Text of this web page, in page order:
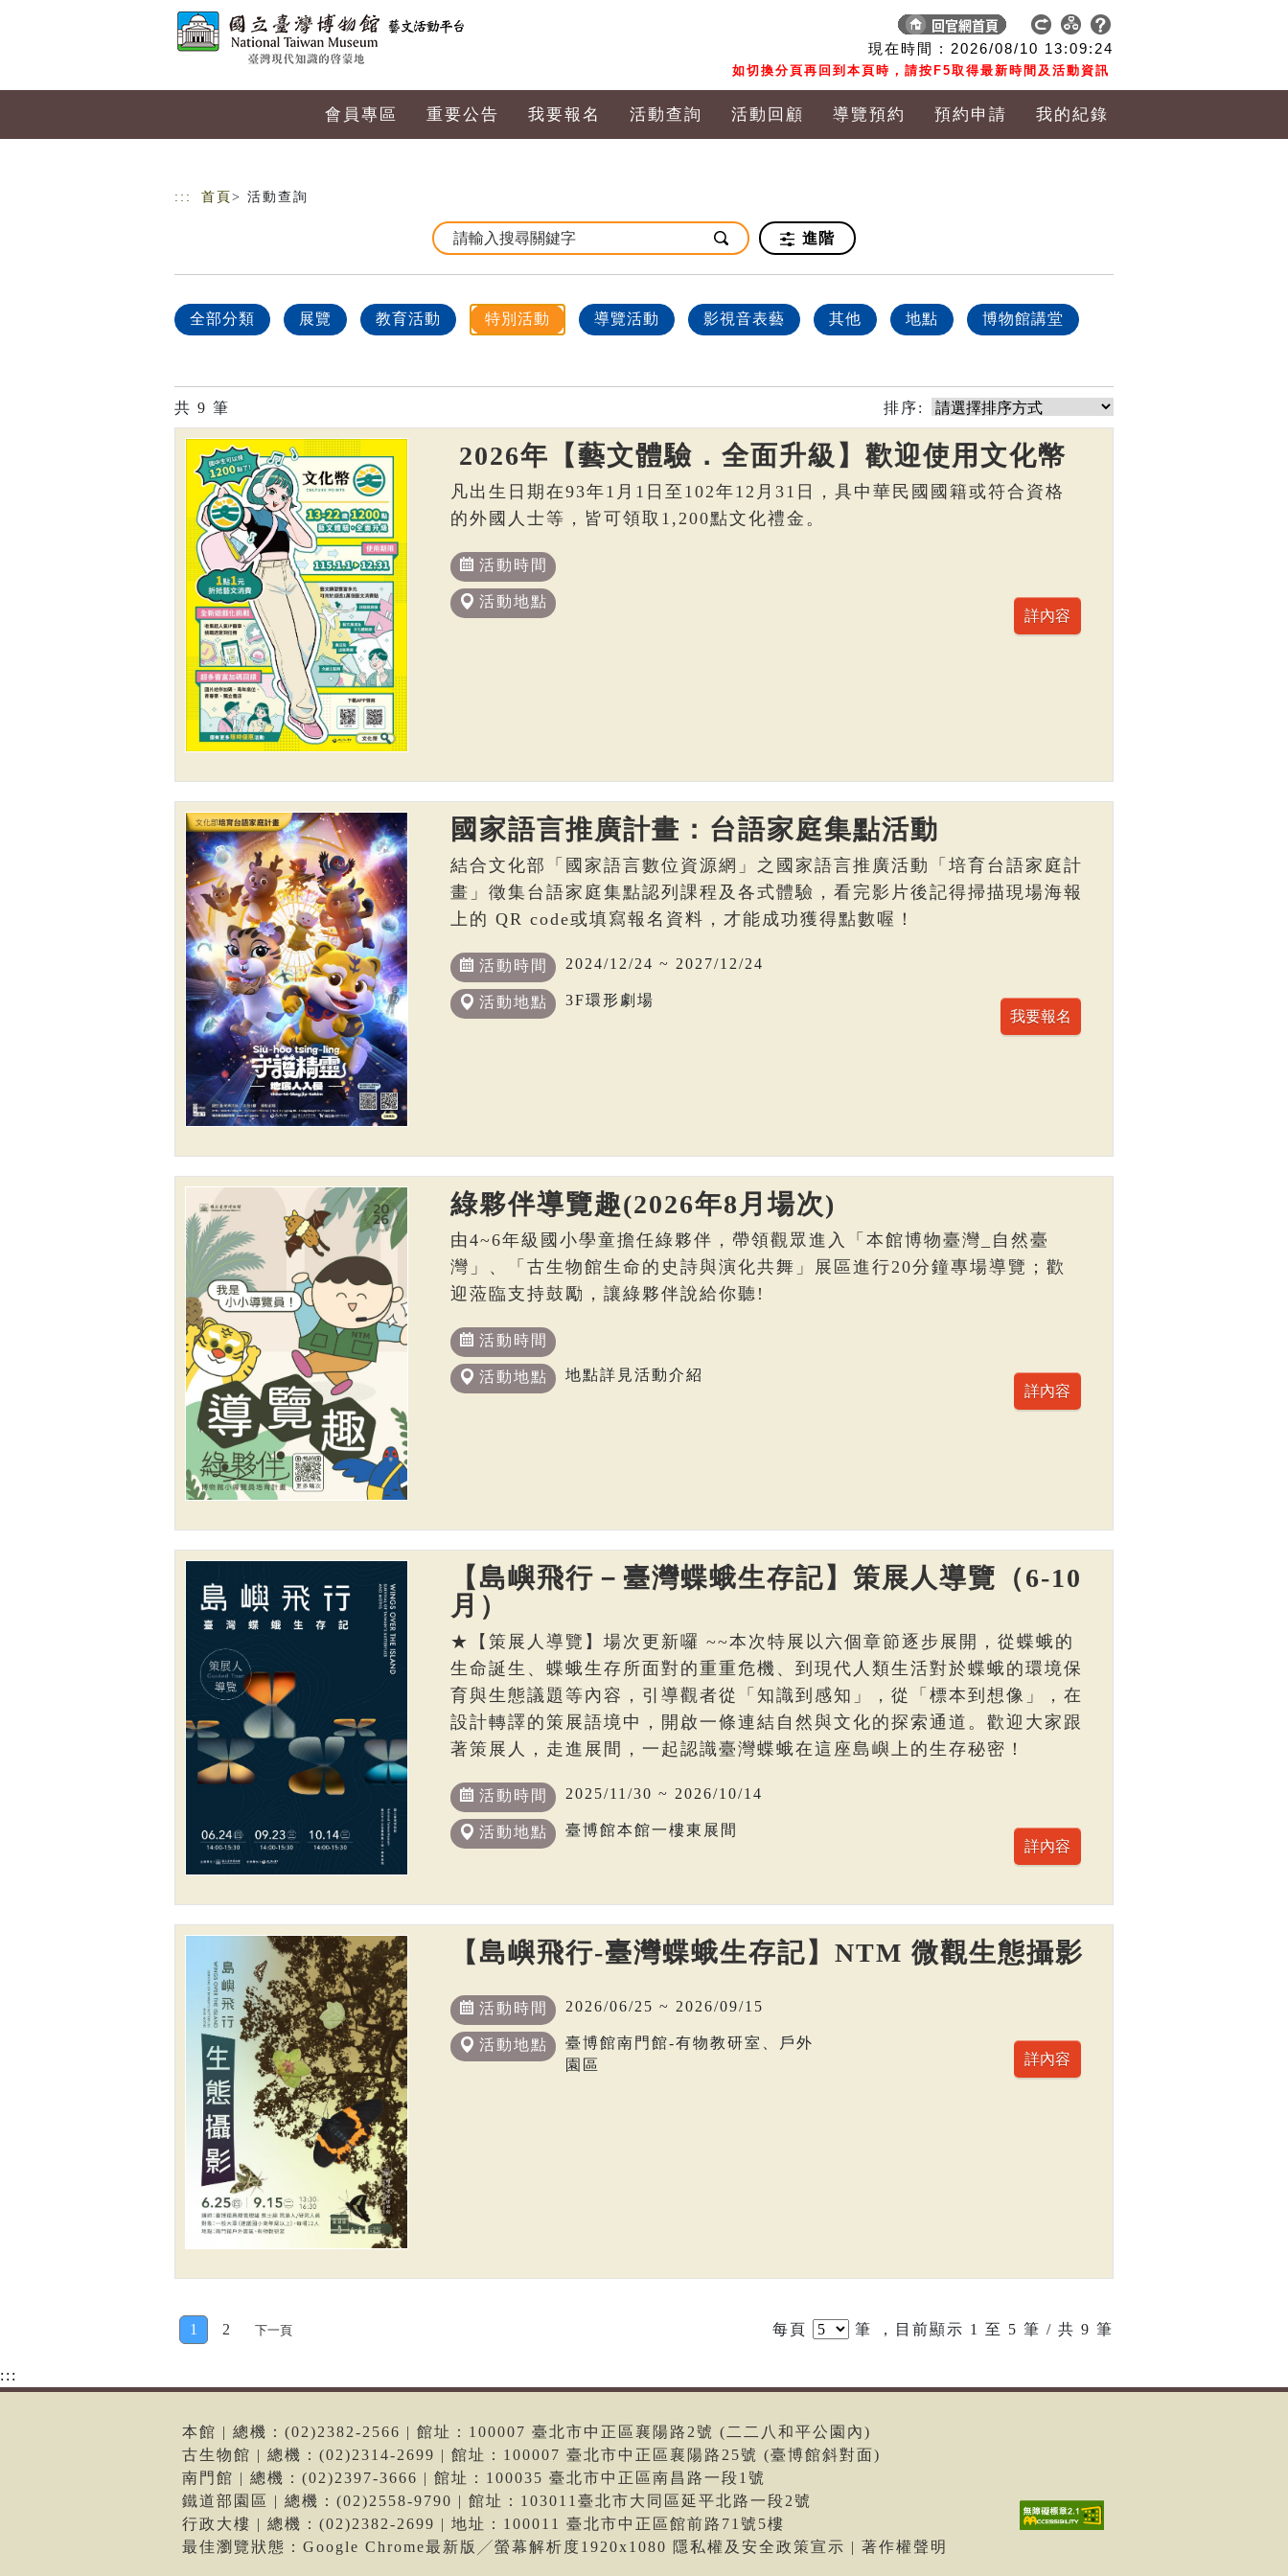
現在時間 : 2026/08/10 13:09:25
如切換分頁再回到本頁時，請按F5取得最新時間及活動資訊
會員專區 重要公告 我要報名 活動查詢 活動回顧 導覽預約 預約申請 我的紀錄
::: 首頁 > 活動查詢
進階
全部分類 展覽 教育活動 特別活動 導覽活動 影視音表藝 其他 地點 博物館講堂
共 9 筆 排序:
2026年【藝文體驗．全面升級】歡迎使用文化幣
凡出生日期在93年1月1日至102年12月31日，具中華民國國籍或符合資格
的外國人士等，皆可領取1,200點文化禮金。
活動時間
活動地點
國家語言推廣計畫：台語家庭集點活動
結合文化部「國家語言數位資源網」之國家語言推廣活動「培育台語家庭計
畫」徵集台語家庭集點認列課程及各式體驗，看完影片後記得掃描現場海報
上的 QR code或填寫報名資料，才能成功獲得點數喔！
活動時間 2024/12/24 ~ 2027/12/24
活動地點 3F環形劇場
綠夥伴導覽趣(2026年8月場次)
由4~6年級國小學童擔任綠夥伴，帶領觀眾進入「本館博物臺灣_自然臺
灣」、「古生物館生命的史詩與演化共舞」展區進行20分鐘專場導覽；歡
迎蒞臨支持鼓勵，讓綠夥伴說給你聽!
活動時間
活動地點 地點詳見活動介紹
【島嶼飛行－臺灣蝶蛾生存記】策展人導覽（6-10
月）
★【策展人導覽】場次更新囉 ~~本次特展以六個章節逐步展開，從蝶蛾的
生命誕生、蝶蛾生存所面對的重重危機、到現代人類生活對於蝶蛾的環境保
育與生態議題等內容，引導觀者從「知識到感知」，從「標本到想像」，在
設計轉譯的策展語境中，開啟一條連結自然與文化的探索通道。歡迎大家跟
著策展人，走進展間，一起認識臺灣蝶蛾在這座島嶼上的生存秘密！
活動時間 2025/11/30 ~ 2026/10/14
活動地點 臺博館本館一樓東展間
【島嶼飛行-臺灣蝶蛾生存記】NTM 微觀生態攝影
活動時間 2026/06/25 ~ 2026/09/15
活動地點
臺博館南門館-有物教研室、戶外
園區
1 2 下一頁 每頁 筆 ，目前顯示 1 至 5 筆 / 共 9 筆
:::
本館 | 總機：(02)2382-2566 | 館址：100007 臺北市中正區襄陽路2號 (二二八和平公園內)
古生物館 | 總機：(02)2314-2699 | 館址：100007 臺北市中正區襄陽路25號 (臺博館斜對面)
南門館 | 總機：(02)2397-3666 | 館址：100035 臺北市中正區南昌路一段1號
鐵道部園區 | 總機：(02)2558-9790 | 館址：103011臺北市大同區延平北路一段2號
行政大樓 | 總機：(02)2382-2699 | 地址：100011 臺北市中正區館前路71號5樓
最佳瀏覽狀態：Google Chrome最新版╱螢幕解析度1920x1080 隱私權及安全政策宣示 | 著作權聲明